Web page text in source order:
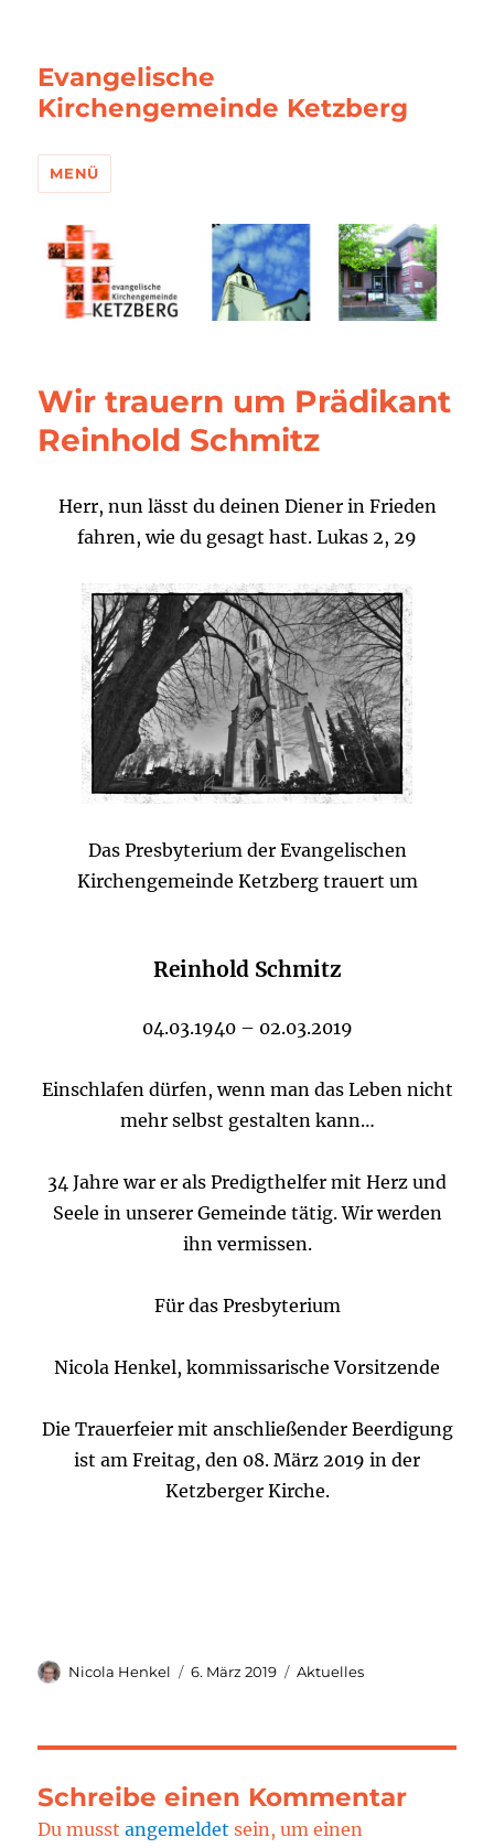
Evangelische
Kirchengemeinde Ketzberg
MENÜ
Wir trauern um Prädikant
Reinhold Schmitz
Herr, nun lässt du deinen Diener in Frieden
fahren, wie du gesagt hast. Lukas 2, 29
Das Presbyterium der Evangelischen
Kirchengemeinde Ketzberg trauert um
Reinhold Schmitz
04.03.1940 – 02.03.2019
Einschlafen dürfen, wenn man das Leben nicht
mehr selbst gestalten kann…
34 Jahre war er als Predigthelfer mit Herz und
Seele in unserer Gemeinde tätig. Wir werden
ihn vermissen.
Für das Presbyterium
Nicola Henkel, kommissarische Vorsitzende
Die Trauerfeier mit anschließender Beerdigung
ist am Freitag, den 08. März 2019 in der
Ketzberger Kirche.
Autor
Nicola Henkel
Veröffentlicht
6. März 2019 Kategorien
Aktuelles
Schreibe einen Kommentar
Du musstangemeldet sein, um einen